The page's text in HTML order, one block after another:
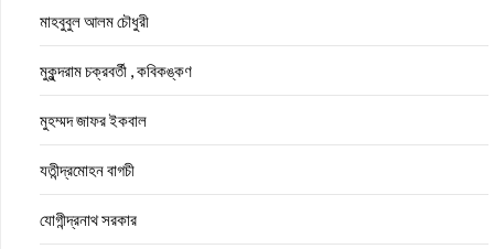
মাহবুবুল আলম চৌধুরী
মুকুন্দরাম চক্রবর্তী , কবিকঙ্কণ
মুহম্মদ জাফর ইকবাল
যতীন্দ্রমোহন বাগচী
যোগীন্দ্রনাথ সরকার